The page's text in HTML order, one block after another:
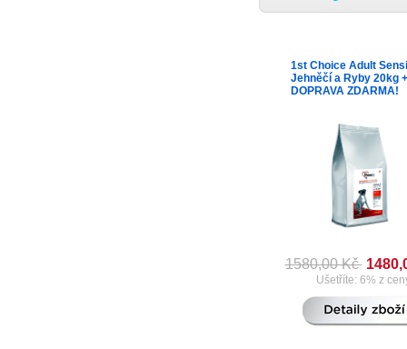
1st Choice Adult
Jehněčí a Ryby 20kg +
DOPRAVA ZDARMA!
1580,00 Kč
Ušetříte: 6% z